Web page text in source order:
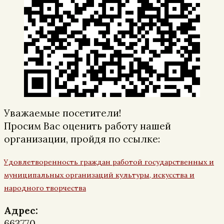
Уважаемые посетители!
Просим Вас оценить работу нашей
организации, пройдя по ссылке:
Удовлетворенность граждан работой государственных и
муниципальных организаций культуры, искусства и
народного творчества
Адрес: